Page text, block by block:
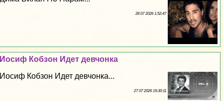
28 07 2026 1:52:47
Иосиф Кобзон Идет девчонка
Иосиф Кобзон Идет девчонка...
27 07 2026 19:30:11